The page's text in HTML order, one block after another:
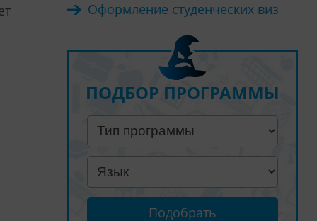
Оформление студенческих виз
ПОДБОР ПРОГРАММЫ
Подобрать